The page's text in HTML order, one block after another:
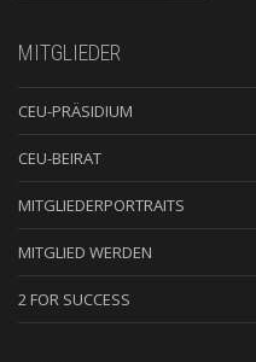
MITGLIEDER
CEU-PRÄSIDIUM
CEU-BEIRAT
MITGLIEDERPORTRAITS
MITGLIED WERDEN
2 FOR SUCCESS